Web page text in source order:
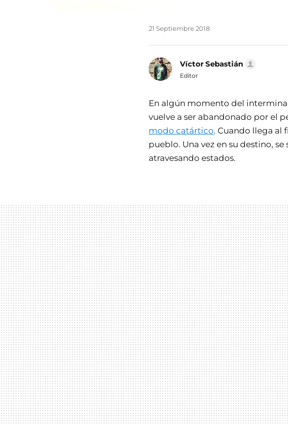
21 Septiembre 2018
Víctor Sebastián
Editor
En algún momento del
vuelve a ser abandonado por el
modo catártico. Cuando llega al
pueblo. Una vez en su destino,
atravesando estados.